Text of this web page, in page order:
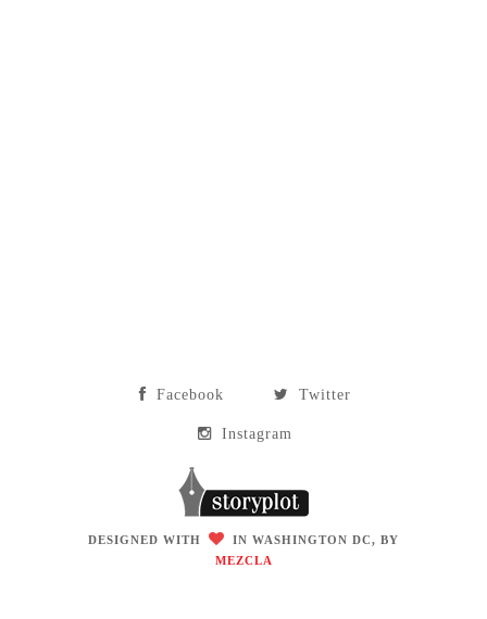
Facebook Twitter
Instagram
DESIGNED WITH
IN WASHINGTON DC, BY
MEZCLA